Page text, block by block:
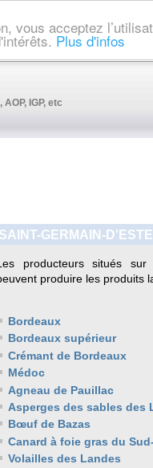
vous acceptez
Plus d'infos
IGP, etc
SAINT-GERMAIN-
producteurs situés
produire les produits
Bordeaux
Bordeaux supérieur
Crémant de Bordeaux
Médoc
Agneau de Pauillac
Asperges des sables des
Bœuf de Bazas
Canard à foie gras du
Volailles des Landes